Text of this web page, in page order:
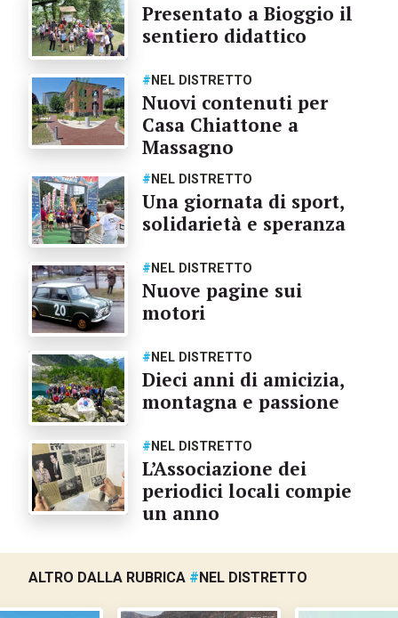
Presentato a Bioggio il
sentiero didattico
# NEL DISTRETTO
Nuovi contenuti per
Casa Chiattone a
Massagno
# NEL DISTRETTO
Una giornata di sport,
solidarietà e speranza
# NEL DISTRETTO
Nuove pagine sui
motori
# NEL DISTRETTO
Dieci anni di amicizia,
montagna e passione
# NEL DISTRETTO
L’Associazione dei
periodici locali compie
un anno
ALTRO DALLA RUBRICA #NEL DISTRETTO